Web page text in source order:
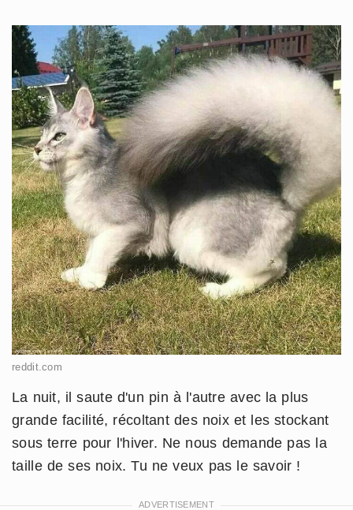
reddit.com
La nuit, il saute d'un pin à l'autre avec la plus
grande facilité, récoltant des noix et les stockant
sous terre pour l'hiver. Ne nous demande pas la
taille de ses noix. Tu ne veux pas le savoir !